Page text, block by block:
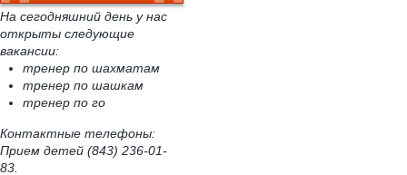
На сегодняшний день у нас
открыты следующие
вакансии:
тренер по шахматам
тренер по шашкам
тренер по го
Контактные телефоны:
Прием детей (843) 236-01-
83.